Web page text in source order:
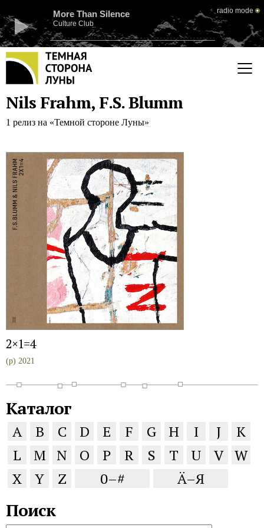
More Than Silence
Culture Club
radio mode
Nils Frahm, F.S. Blumm
1 релиз на «Темной стороне Луны»
2×1=4
(p) 2021
Каталог
A B C D E F G H I J
K
L
M N O P R S T U V W
X
Y Z 0–# Ä–Я
Поиск